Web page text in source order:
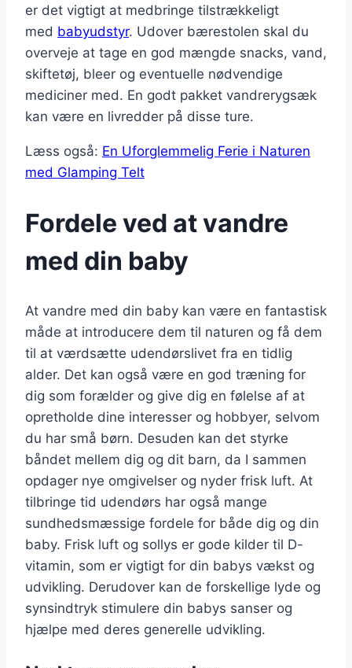
er det vigtigt at medbringe tilstrækkeligt
med babyudstyr. Udover bærestolen skal du
overveje at tage en god mængde snacks, vand,
skiftetøj, bleer og eventuelle nødvendige
mediciner med. En godt pakket vandrerygsæk
kan være en livredder på disse ture.
Læss også: En Uforglemmelig Ferie i Naturen
med Glamping Telt
Fordele ved at vandre
med din baby
At vandre med din baby kan være en fantastisk
måde at introducere dem til naturen og få dem
til at værdsætte udendørslivet fra en tidlig
alder. Det kan også være en god træning for
dig som forælder og give dig en følelse af at
opretholde dine interesser og hobbyer, selvom
du har små børn. Desuden kan det styrke
båndet mellem dig og dit barn, da I sammen
opdager nye omgivelser og nyder frisk luft. At
tilbringe tid udendørs har også mange
sundhedsmæssige fordele for både dig og din
baby. Frisk luft og sollys er gode kilder til D-
vitamin, som er vigtigt for din babys vækst og
udvikling. Derudover kan de forskellige lyde og
synsindtryk stimulere din babys sanser og
hjælpe med deres generelle udvikling.